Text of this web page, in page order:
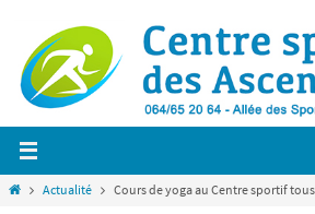
contenu
HomeActualité Cours de yoga au Centre sportif